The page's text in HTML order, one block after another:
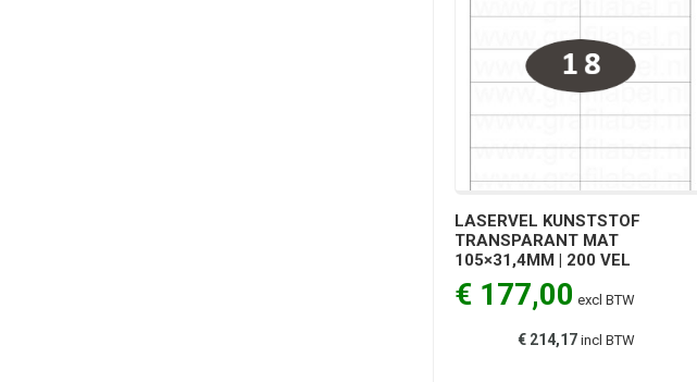
LASERVEL KUNSTSTOF
TRANSPARANT MAT
105×31,4MM | 200 VEL
€ 177,00 excl BTW
€ 214,17incl BTW